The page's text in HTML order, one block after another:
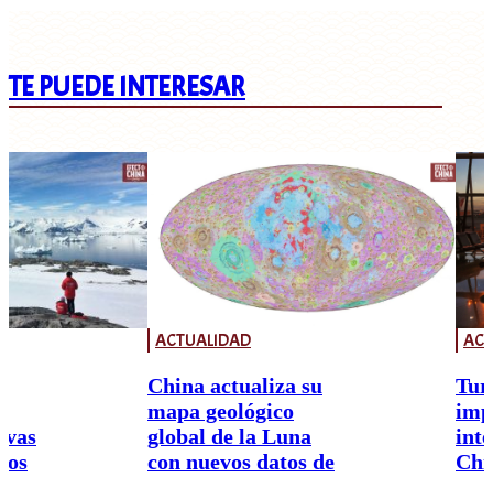
TE PUEDE INTERESAR
ACTUALIDAD
China actualiza su
mapa geológico
global de la Luna
con nuevos datos de